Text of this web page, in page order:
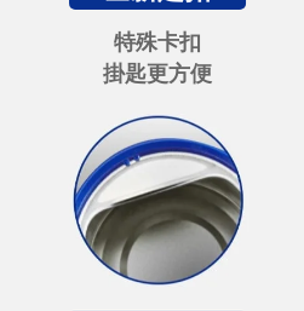
特殊卡扣
掛匙更方便